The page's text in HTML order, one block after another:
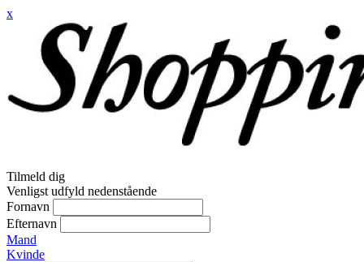
x
Tilmeld dig
Venligst udfyld nedenstående
Fornavn
Efternavn
Mand
Kvinde